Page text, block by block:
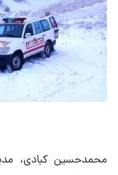
محمدحسین کبادی،